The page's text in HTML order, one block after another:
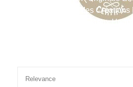
! Achetez Une De Mes Créations
Monde Mais Ça Fera Deux
Relevance